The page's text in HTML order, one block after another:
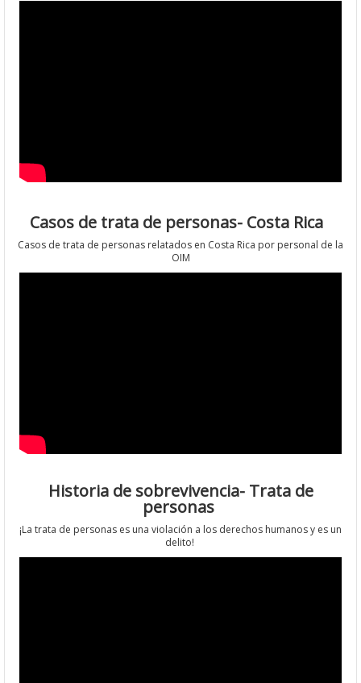
Casos de trata de personas- Costa Rica
Casos de trata de personas relatados en Costa Rica por personal de la
OIM
Historia de sobrevivencia- Trata de
personas
¡La trata de personas es una violación a los derechos humanos y es un
delito!